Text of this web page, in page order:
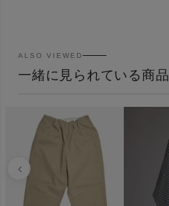
ALSO VIEWED
一緒に見られている商品